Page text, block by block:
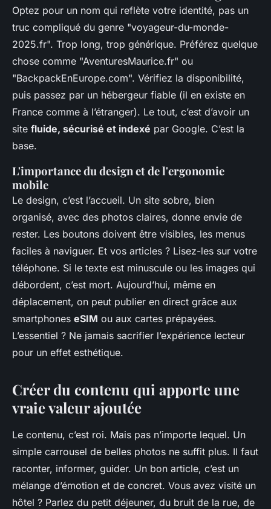
Optez pour un nom qui reflète votre identité, pas un
truc compliqué du genre "voyageur-du-monde-
2025.fr". Trop long, trop générique. Préférez quelque
chose comme "AventuresMaurice.fr" ou
"BackpackEnEurope.com". Vérifiez la disponibilité,
puis passez par un hébergeur fiable (il en existe en
France comme à l’étranger). Le tout, c’est d’avoir un
site fluide, sécurisé et indexé par Google. C’est la
base.
L'importance du design et de l'ergonomie
mobile
Le design, c’est l’accueil. Un site sobre, bien
organisé, avec des photos claires, donne envie de
rester. Les boutons doivent être visibles, les menus
faciles à naviguer. Et vos articles ? Lisez-les sur votre
téléphone. Si le texte est minuscule ou les images qui
débordent, c’est mort. Aujourd’hui, même en
déplacement, on peut publier en direct grâce aux
smartphones eSIM ou aux cartes prépayées.
L’essentiel ? Ne jamais sacrifier l’expérience lecteur
pour un effet esthétique.
Créer du contenu qui apporte une
vraie valeur ajoutée
Le contenu, c’est roi. Mais pas n’importe lequel. Un
simple carrousel de belles photos ne suffit plus. Il faut
raconter, informer, guider. Un bon article, c’est un
mélange d’émotion et de concret. Vous avez visité un
hôtel ? Parlez du petit déjeuner, du bruit de la rue, de